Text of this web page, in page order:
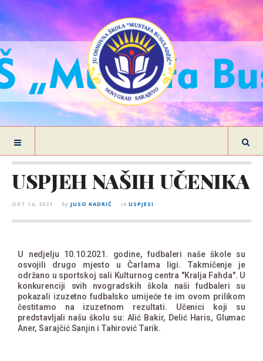
USPJEH NAŠIH UČENIKA
OKT 14, 2021 by JUSO KADRIĆ in USPJESI
U nedjelju 10.10.2021. godine, fudbaleri naše škole su
osvojili drugo mjesto u Čarlama ligi. Takmičenje je
održano u sportskoj sali Kulturnog centra "Kralja Fahda". U
konkurenciji svih nvogradskih škola naši fudbaleri su
pokazali izuzetno fudbalsko umijeće te im ovom prilikom
čestitamo na izuzetnom rezultati. Učenici koji su
predstavljali našu školu su: Alić Bakir, Delić Haris, Glumac
Aner, Sarajčić Sanjin i Tahirović Tarik.